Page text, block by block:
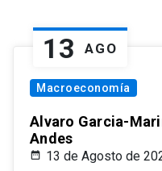
13 AGO
Macroeconomía
Alvaro Garcia-
Andes
13 de Agosto de